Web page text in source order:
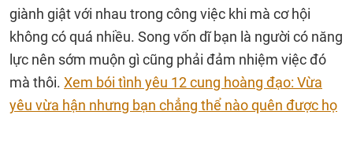
giành giật với nhau trong công việc khi mà cơ hội
không có quá nhiều. Song vốn dĩ bạn là người có năng
lực nên sớm muộn gì cũng phải đảm nhiệm việc đó
mà thôi. Xem bói tình yêu 12 cung hoàng đạo: Vừa
yêu vừa hận nhưng bạn chẳng thể nào quên được họ